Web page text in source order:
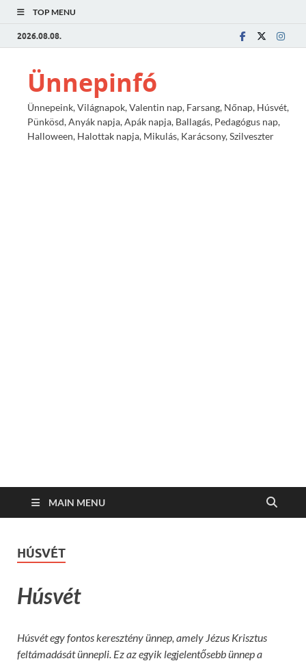
TOP MENU
2026.08.08.
Ünnepinfó
Ünnepeink, Világnapok, Valentin nap, Farsang, Nőnap, Húsvét,
Pünkösd, Anyák napja, Apák napja, Ballagás, Pedagógus nap,
Halloween, Halottak napja, Mikulás, Karácsony, Szilveszter
MAIN MENU
HÚSVÉT
Húsvét
Húsvét egy fontos keresztény ünnep, amely Jézus Krisztus
feltámadását ünnepli. Ez az egyik legjelentősebb ünnep a